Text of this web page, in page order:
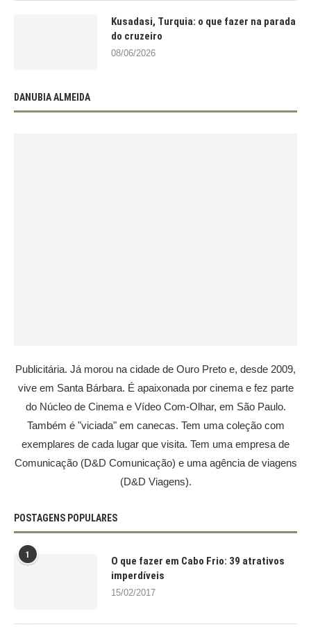
Kusadasi, Turquia: o que fazer na parada
do cruzeiro
08/06/2026
DANUBIA ALMEIDA
Publicitária. Já morou na cidade de Ouro Preto e, desde 2009,
vive em Santa Bárbara. É apaixonada por cinema e fez parte
do Núcleo de Cinema e Vídeo Com-Olhar, em São Paulo.
Também é "viciada" em canecas. Tem uma coleção com
exemplares de cada lugar que visita. Tem uma empresa de
Comunicação (D&D Comunicação) e uma agência de viagens
(D&D Viagens).
POSTAGENS POPULARES
1
O que fazer em Cabo Frio: 39 atrativos
imperdíveis
15/02/2017